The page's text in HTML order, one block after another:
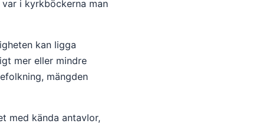
i kyrkböckerna man
kan ligga
mer eller mindre
mängden
med kända antavlor,